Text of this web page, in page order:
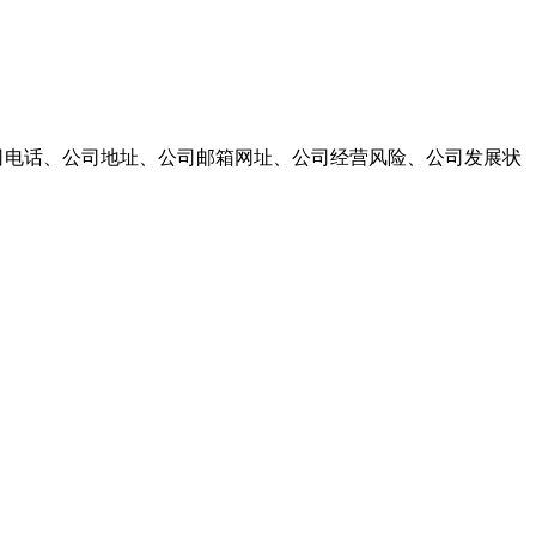
话、公司地址、公司邮箱网址、公司经营风险、公司发展状